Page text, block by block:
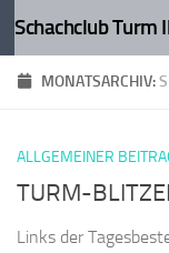
Zum Inhalt
Schachclub Turm
MONATSARCHIV:
ALLGEMEINER
TURM-
Links der